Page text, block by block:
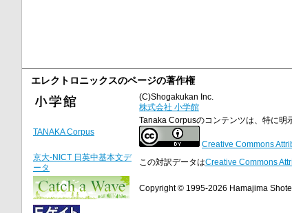
エレクトロニックスのページの著作権
(C)Shogakukan Inc.
株式会社 小学館
TANAKA Corpus
Tanaka Corpusのコンテンツは、特に明
Creative Commons
京大-NICT 日英中基本文デ
ータ
この対訳データはCreative Commons
Copyright © 1995-2026 Hamajima